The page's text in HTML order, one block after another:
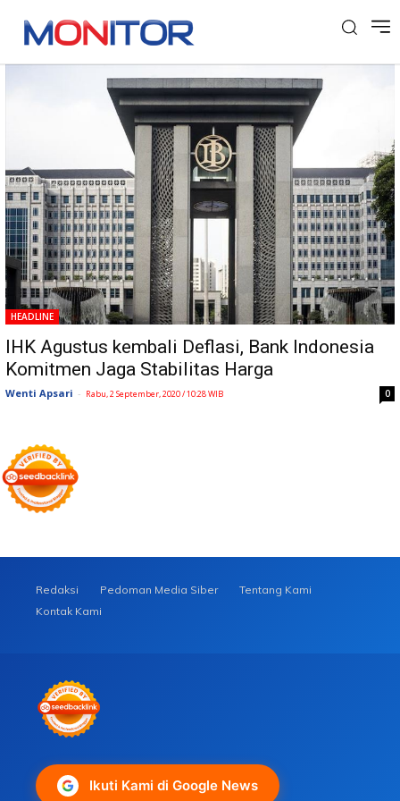
Tag: IHK
HEADLINE
IHK Agustus kembali Deflasi, Bank Indonesia
Komitmen Jaga Stabilitas Harga
Wenti Apsari - Rabu, 2 September, 2020 / 10:28 WIB 0
Redaksi Pedoman Media Siber
Tentang Kami
Kontak Kami
Ikuti Kami di Google News